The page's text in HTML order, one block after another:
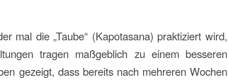
mal die „Taube“ (Kapotasana) praktiziert wird,
tragen maßgeblich zu einem besseren
gezeigt, dass bereits nach mehreren Wochen